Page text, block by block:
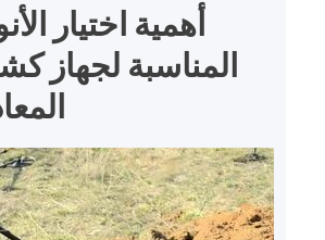
أهمية اختيار
المناسبة لجهاز